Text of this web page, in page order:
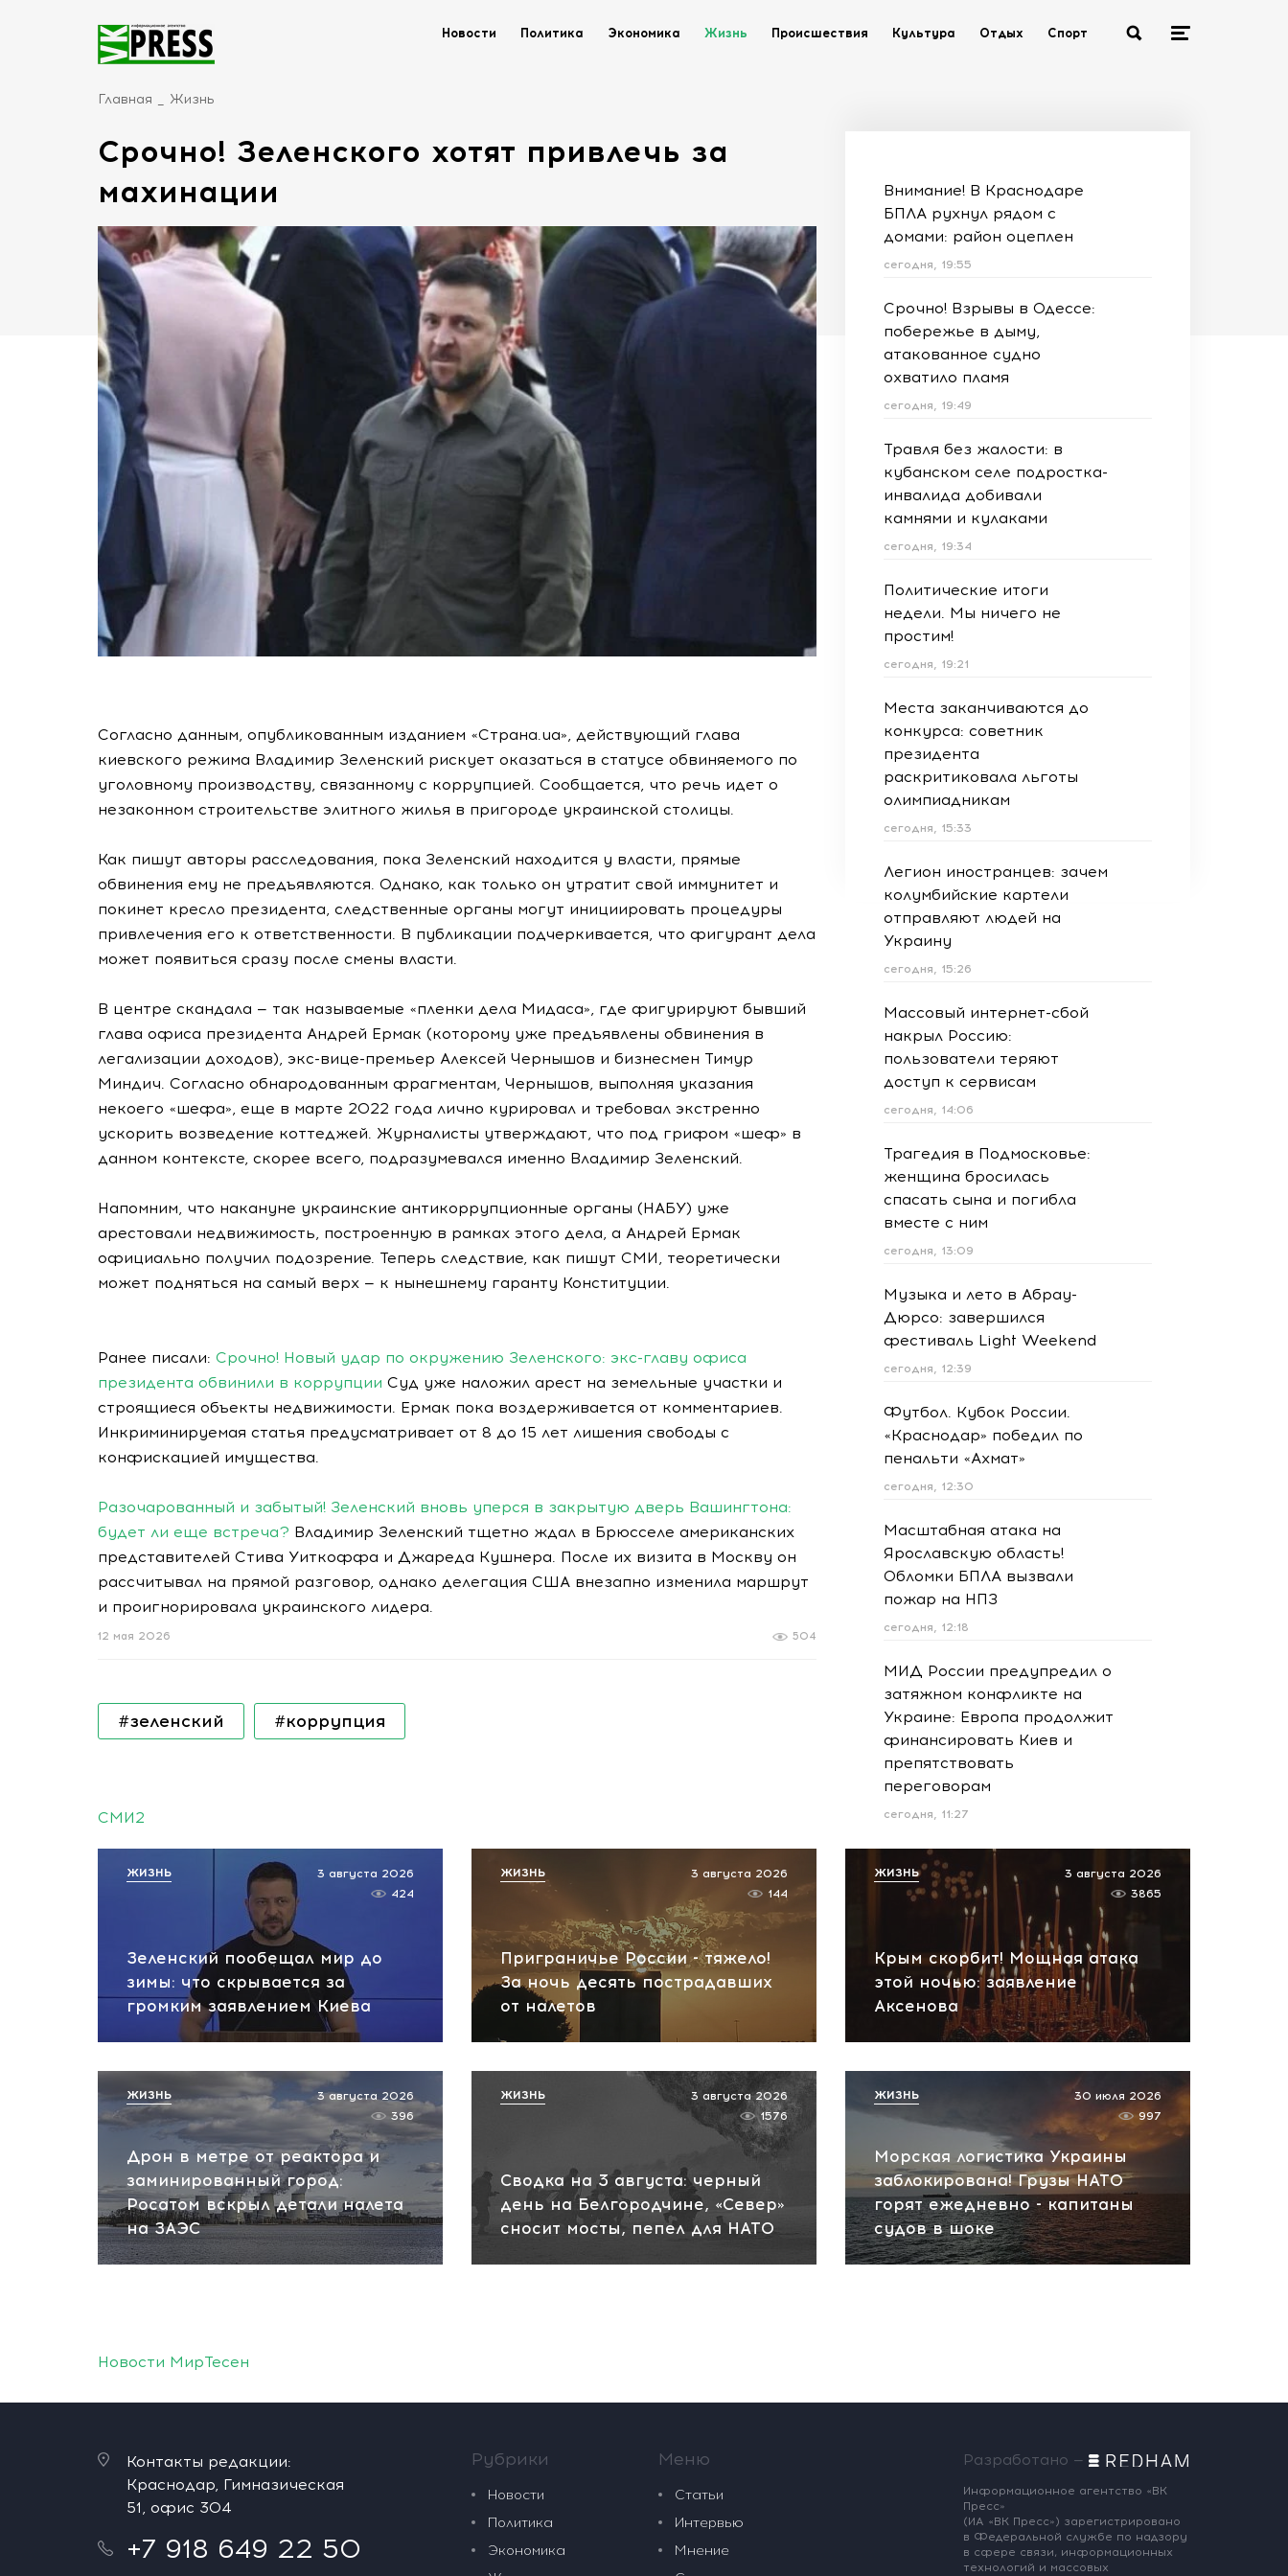
Новости Политика Экономика Жизнь Происшествия Культура Отдых Спорт
Главная Жизнь
Срочно! Зеленского хотят привлечь за
махинации
Согласно данным, опубликованным изданием «Страна.ua», действующий глава
киевского режима Владимир Зеленский рискует оказаться в статусе обвиняемого по
уголовному производству, связанному с коррупцией. Сообщается, что речь идет о
незаконном строительстве элитного жилья в пригороде украинской столицы.
Как пишут авторы расследования, пока Зеленский находится у власти, прямые
обвинения ему не предъявляются. Однако, как только он утратит свой иммунитет и
покинет кресло президента, следственные органы могут инициировать процедуры
привлечения его к ответственности. В публикации подчеркивается, что фигурант дела
может появиться сразу после смены власти.
В центре скандала — так называемые «пленки дела Мидаса», где фигурируют бывший
глава офиса президента Андрей Ермак (которому уже предъявлены обвинения в
легализации доходов), экс-вице-премьер Алексей Чернышов и бизнесмен Тимур
Миндич. Согласно обнародованным фрагментам, Чернышов, выполняя указания
некоего «шефа», еще в марте 2022 года лично курировал и требовал экстренно
ускорить возведение коттеджей. Журналисты утверждают, что под грифом «шеф» в
данном контексте, скорее всего, подразумевался именно Владимир Зеленский.
Напомним, что накануне украинские антикоррупционные органы (НАБУ) уже
арестовали недвижимость, построенную в рамках этого дела, а Андрей Ермак
официально получил подозрение. Теперь следствие, как пишут СМИ, теоретически
может подняться на самый верх — к нынешнему гаранту Конституции.
Ранее писали: Срочно! Новый удар по окружению Зеленского: экс-главу офиса
президента обвинили в коррупции Суд уже наложил арест на земельные участки и
строящиеся объекты недвижимости. Ермак пока воздерживается от комментариев.
Инкриминируемая статья предусматривает от 8 до 15 лет лишения свободы с
конфискацией имущества.
Разочарованный и забытый! Зеленский вновь уперся в закрытую дверь Вашингтона:
будет ли еще встреча? Владимир Зеленский тщетно ждал в Брюсселе американских
представителей Стива Уиткоффа и Джареда Кушнера. После их визита в Москву он
рассчитывал на прямой разговор, однако делегация США внезапно изменила маршрут
и проигнорировала украинского лидера.
504
12 мая 2026
#зеленский #коррупция
Внимание! В Краснодаре
БПЛА рухнул рядом с
домами: район оцеплен
сегодня, 19:55
Срочно! Взрывы в Одессе:
побережье в дыму,
атакованное судно
охватило пламя
сегодня, 19:49
Травля без жалости: в
кубанском селе подростка-
инвалида добивали
камнями и кулаками
сегодня, 19:34
Политические итоги
недели. Мы ничего не
простим!
сегодня, 19:21
Места заканчиваются до
конкурса: советник
президента
раскритиковала льготы
олимпиадникам
сегодня, 15:33
Легион иностранцев: зачем
колумбийские картели
отправляют людей на
Украину
сегодня, 15:26
Массовый интернет-сбой
накрыл Россию:
пользователи теряют
доступ к сервисам
сегодня, 14:06
Трагедия в Подмосковье:
женщина бросилась
спасать сына и погибла
вместе с ним
сегодня, 13:09
Музыка и лето в Абрау-
Дюрсо: завершился
фестиваль Light Weekend
сегодня, 12:39
Футбол. Кубок России.
«Краснодар» победил по
пенальти «Ахмат»
сегодня, 12:30
Масштабная атака на
Ярославскую область!
Обломки БПЛА вызвали
пожар на НПЗ
сегодня, 12:18
МИД России предупредил о
затяжном конфликте на
Украине: Европа продолжит
финансировать Киев и
препятствовать
переговорам
сегодня, 11:27
СМИ2
Зеленский пообещал мир до
зимы: что скрывается за
громким заявлением Киева
3 августа 2026
424
ЖИЗНЬ
Приграничье России - тяжело!
За ночь десять пострадавших
от налетов
3 августа 2026
144
ЖИЗНЬ
Крым скорбит! Мощная атака
этой ночью: заявление
Аксенова
3 августа 2026
3865
ЖИЗНЬ
Дрон в метре от реактора и
заминированный город:
Росатом вскрыл детали налета
на ЗАЭС
3 августа 2026
396
ЖИЗНЬ
Сводка на 3 августа: черный
день на Белгородчине, «Север»
сносит мосты, пепел для НАТО
3 августа 2026
1576
ЖИЗНЬ
Морская логистика Украины
заблокирована! Грузы НАТО
горят ежедневно - капитаны
судов в шоке
30 июля 2026
997
ЖИЗНЬ
Новости МирТесен
Контакты редакции:
Краснодар, Гимназическая
51, офис 304
+7 918 649 22 50
Рубрики
Новости
Политика
Экономика
Меню
Статьи
Интервью
Мнение
Разработано —
Информационное агентство «ВК
Пресс»
(ИА «ВК Пресс») зарегистрировано
в Федеральной службе по надзору
в сфере связи, информационных
технологий и массовых